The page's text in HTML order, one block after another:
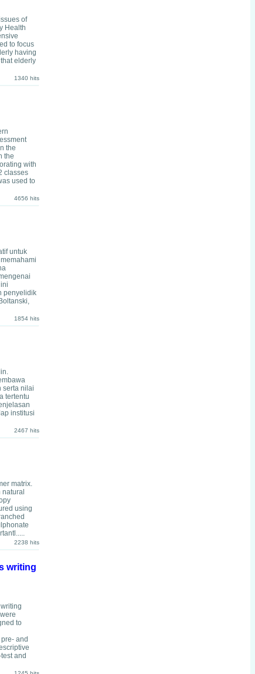
of
Health
to focus
having
elderly
1340 hits
the
the
with
classes
used to
4656 hits
untuk
penyelidik
1854 hits
serta nilai
tertentu
institusi
2467 hits
matrix.
using
2238 hits
writing
to
and
and